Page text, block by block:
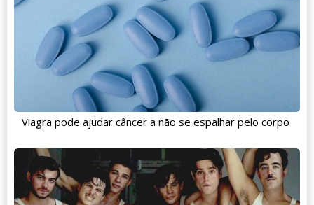
Viagra pode ajudar câncer a não se espalhar pelo corpo